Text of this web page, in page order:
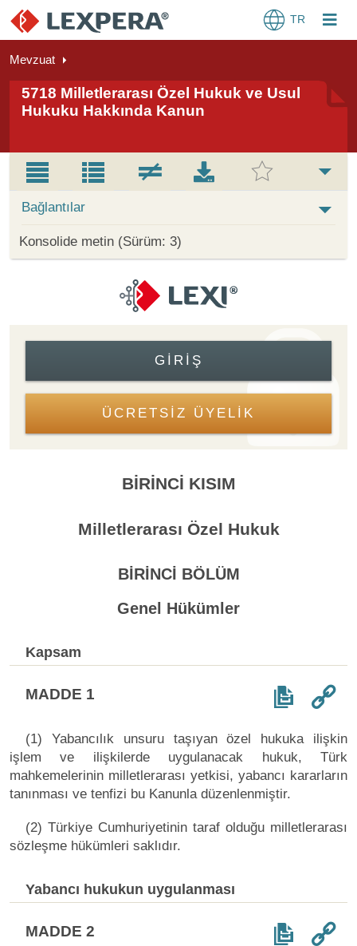
TR
Mevzuat
5718 Milletlerarası Özel Hukuk ve Usul
Hukuku Hakkında Kanun
Bağlantılar
Konsolide metin (Sürüm: 3)
GIRIŞ
ÜCRETSİZ ÜYELİK
BİRİNCİ KISIM
Milletlerarası Özel Hukuk
BİRİNCİ BÖLÜM
Genel Hükümler
Kapsam
MADDE 1
(1) Yabancılık unsuru taşıyan özel hukuka ilişkin
işlem ve ilişkilerde uygulanacak hukuk, Türk
mahkemelerinin milletlerarası yetkisi, yabancı kararların
tanınması ve tenfizi bu Kanunla düzenlenmiştir.
(2) Türkiye Cumhuriyetinin taraf olduğu milletlerarası
sözleşme hükümleri saklıdır.
Yabancı hukukun uygulanması
MADDE 2